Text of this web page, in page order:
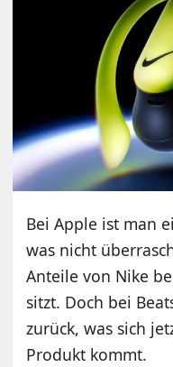
Bei Apple ist man
was nicht
Anteile von Nike
sitzt. Doch bei
zurück, was sich
Produkt kommt.